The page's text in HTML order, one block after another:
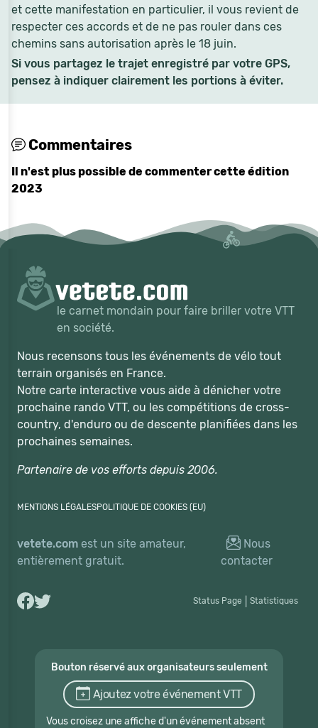
et cette manifestation en particulier, il vous revient de
respecter ces accords et de ne pas rouler dans ces
chemins sans autorisation après le 18 juin.
Si vous partagez le trajet enregistré par votre GPS,
pensez à indiquer clairement les portions à éviter.
Commentaires
Il n'est plus possible de commenter cette édition
2023
le carnet mondain pour faire briller votre VTT
en société.
Nous recensons tous les événements de vélo tout
terrain organisés en France.
Notre carte interactive vous aide à dénicher votre
prochaine rando VTT, ou les compétitions de cross-
country, d'enduro ou de descente planifiées dans les
prochaines semaines.
Partenaire de vos efforts depuis 2006.
MENTIONS LÉGALESPOLITIQUE DE COOKIES (EU)
vetete.com est un site amateur,
entièrement gratuit.
Nous
contacter
Status Page Statistiques
Bouton réservé aux organisateurs seulement
Ajoutez votre événement VTT
Vous croisez une affiche d'un événement absent